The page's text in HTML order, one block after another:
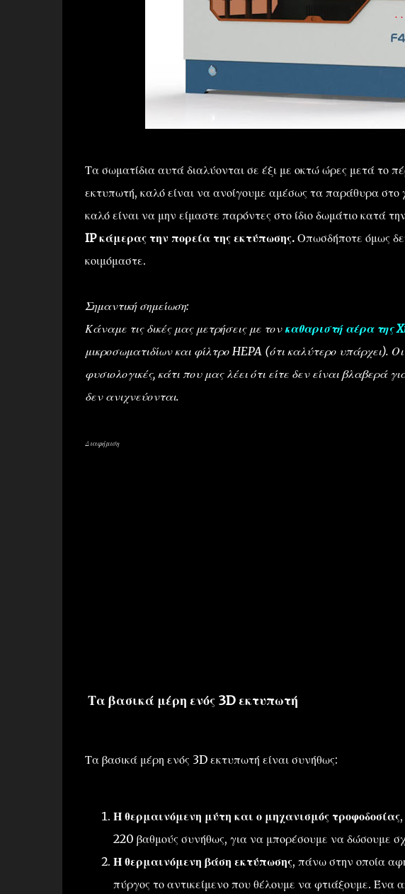
Τα σωματίδια αυτά διαλύονται σε έξι με οκτώ ώρες μετά το
εκτυπωτή, καλό είναι να ανοίγουμε αμέσως τα παράθυρα
καλό είναι να μην είμαστε παρόντες στο ίδιο δωμάτιο κατά
IP κάμερας την πορεία της εκτύπωσης.Οπωσδήποτε όμως
κοιμόμαστε.
Σημαντική σημείωση:
Κάναμε τις δικές μας μετρήσεις με τονκαθαριστή αέρα της
μικροσωματιδίων και φίλτρο HEPA (ότι καλύτερο υπάρχει).
φυσιολογικές, κάτι που μας λέει ότι είτε δεν είναι βλαβερά
δεν ανιχνεύονται.
Διαφήμιση
Τα βασικά μέρη ενός 3D εκτυπωτή
Τα βασικά μέρη ενός 3D εκτυπωτή είναι συνήθως:
Η θερμαινόμενη μύτη και ο μηχανισμός τροφοδοσίας,
220 βαθμούς συνήθως, για να μπορέσουμε να δώσουμε
Η θερμαινόμενη βάση εκτύπωσης, πάνω στην οποία
πύργος το αντικείμενο που θέλουμε να φτιάξουμε.